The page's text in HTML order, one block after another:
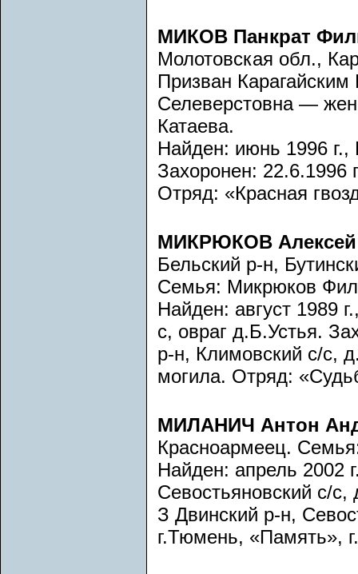
МИКОВ Панкрат
Молотовская обл.,
Призван
Селеверстовна —
Катаева.
Найден: июнь 1996
Захоронен: 22.6.1996
Отряд: «Красная
МИКРЮКОВ
Бельский р-н,
Семья: Микрюков
Найден: август 1989
с, овраг д.Б.Устья.
р-н, Климовский с/с,
могила. Отряд:
МИЛАНИЧ Антон
Красноармеец.
Найден: апрель 2002
Севостьяновский с/
З Двинский р-н,
г.Тюмень, «Память»,